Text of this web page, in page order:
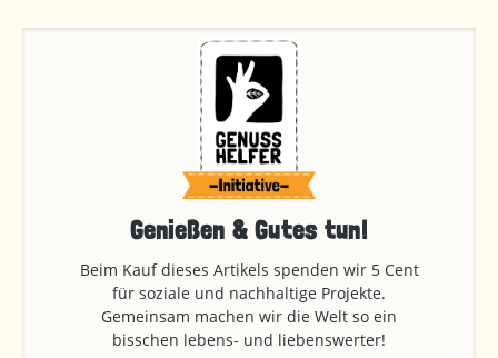
Genießen & Gutes tun!
Beim Kauf dieses Artikels spenden wir 5 Cent
für soziale und nachhaltige Projekte.
Gemeinsam machen wir die Welt so ein
bisschen lebens- und liebenswerter!